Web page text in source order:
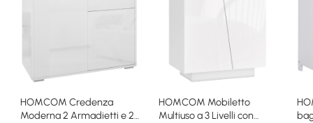
HOMCOM Credenza
Moderna 2 Armadietti e 2
HOMCOM Mobiletto
Multiuso a 3 Livelli con